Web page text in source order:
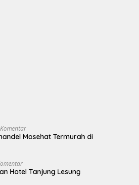
Mosehat Termurah di
Hotel Tanjung Lesung